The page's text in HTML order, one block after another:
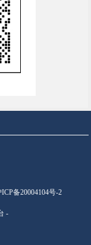
ICP备20004104号-2
-